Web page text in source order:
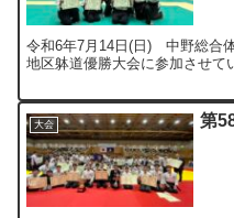
令和6年7月14日(日) 中野総合
地区躰道優勝大会に参加させて
大会 第